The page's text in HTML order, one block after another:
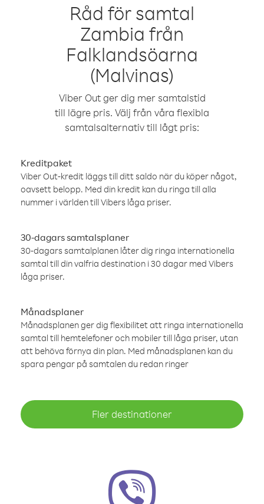
Råd för samtal
Zambia från
Falklandsöarna
(Malvinas)
Viber Out ger dig mer samtalstid
till lägre pris. Välj från våra flexibla
samtalsalternativ till lågt pris:
Kreditpaket
Viber Out-kredit läggs till ditt saldo när du köper något,
oavsett belopp. Med din kredit kan du ringa till alla
nummer i världen till Vibers låga priser.
30-dagars samtalsplaner
30-dagars samtalplanen låter dig ringa internationella
samtal till din valfria destination i 30 dagar med Vibers
låga priser.
Månadsplaner
Månadsplanen ger dig flexibilitet att ringa internationella
samtal till hemtelefoner och mobiler till låga priser, utan
att behöva förnya din plan. Med månadsplanen kan du
spara pengar på samtalen du redan ringer
Fler destinationer